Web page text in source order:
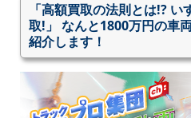
「高額買取の法則とは!?
取!」 なんと1800万円の車
紹介します！